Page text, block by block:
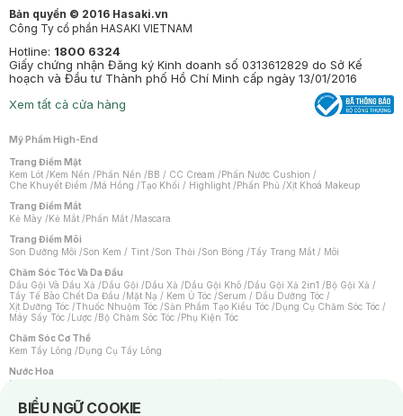
Bản quyền © 2016 Hasaki.vn
Công Ty cổ phần HASAKI VIETNAM
Hotline: 1800 6324
Giấy chứng nhận Đăng ký Kinh doanh số 0313612829 do Sở Kế
hoạch và Đầu tư Thành phố Hồ Chí Minh cấp ngày 13/01/2016
Xem tất cả cửa hàng
Mỹ Phẩm High-End
Trang Điểm Mặt
Kem Lót /Kem Nền /Phấn Nền /BB / CC Cream /Phấn Nước Cushion /
Che Khuyết Điểm /Má Hồng /Tạo Khối / Highlight /Phấn Phủ /Xịt Khoá Makeup
Trang Điểm Mắt
Kẻ Mày /Kẻ Mắt /Phấn Mắt /Mascara
Trang Điểm Môi
Son Dưỡng Môi /Son Kem / Tint /Son Thỏi /Son Bóng /Tẩy Trang Mắt / Môi
Chăm Sóc Tóc Và Da Đầu
Dầu Gội Và Dầu Xả /Dầu Gội /Dầu Xả /Dầu Gội Khô /Dầu Gội Xả 2in1 /Bộ Gội Xả /
Tẩy Tế Bào Chết Da Đầu /Mặt Nạ / Kem Ủ Tóc /Serum / Dầu Dưỡng Tóc /
Xịt Dưỡng Tóc /Thuốc Nhuộm Tóc /Sản Phẩm Tạo Kiểu Tóc /Dụng Cụ Chăm Sóc Tóc /
Máy Sấy Tóc /Lược /Bộ Chăm Sóc Tóc /Phụ Kiện Tóc
Chăm Sóc Cơ Thể
Kem Tẩy Lông /Dụng Cụ Tẩy Lông
Nước Hoa
Nước Hoa Nữ
BIỂU NGỮ COOKIE
Notice about cookies usage